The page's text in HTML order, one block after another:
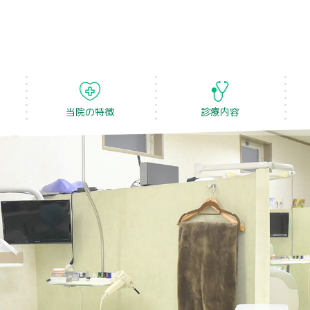
当院の特徴 診療内容